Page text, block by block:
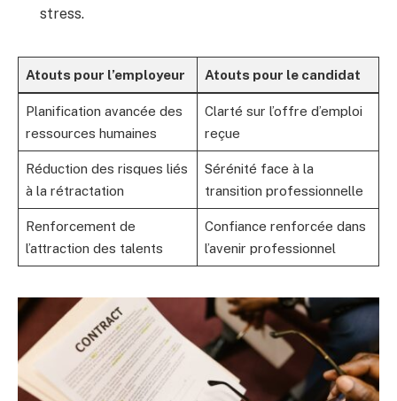
stress.
Atouts pour l’employeur Atouts pour le candidat
Planification avancée des
ressources humaines
Clarté sur l’offre d’emploi
reçue
Réduction des risques liés
à la rétractation
Sérénité face à la
transition professionnelle
Renforcement de
l’attraction des talents
Confiance renforcée dans
l’avenir professionnel